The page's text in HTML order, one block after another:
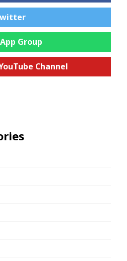
Group
Channel